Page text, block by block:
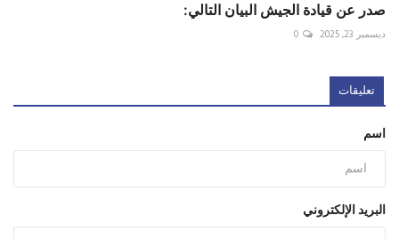
صدر عن قيادة الجيش البيان التالي:
ديسمبر 23, 2025 0
تعليقات
اسم
البريد الإلكتروني